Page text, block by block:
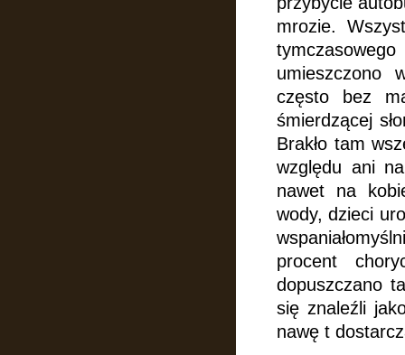
mrozie.
umieszczono
często bez
śmierdzącej
Brakło tam
względu ani
nawet na
wody, dzieci
procent
dopuszczano
się znaleźli
nawę t